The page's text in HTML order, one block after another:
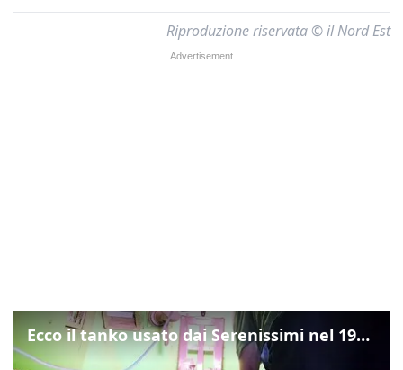
Riproduzione riservata © il Nord Est
Ecco il tanko usato dai Serenissimi nel 1997 per il blitz a San Marco